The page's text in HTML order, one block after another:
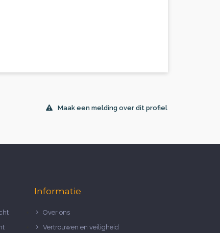
Maak een melding over dit profiel
Informatie
Over ons
Vertrouwen en veiligheid